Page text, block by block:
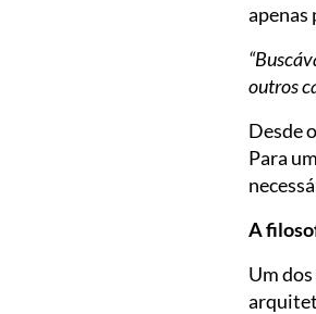
apenas
outros
Desde
Para
A
Um